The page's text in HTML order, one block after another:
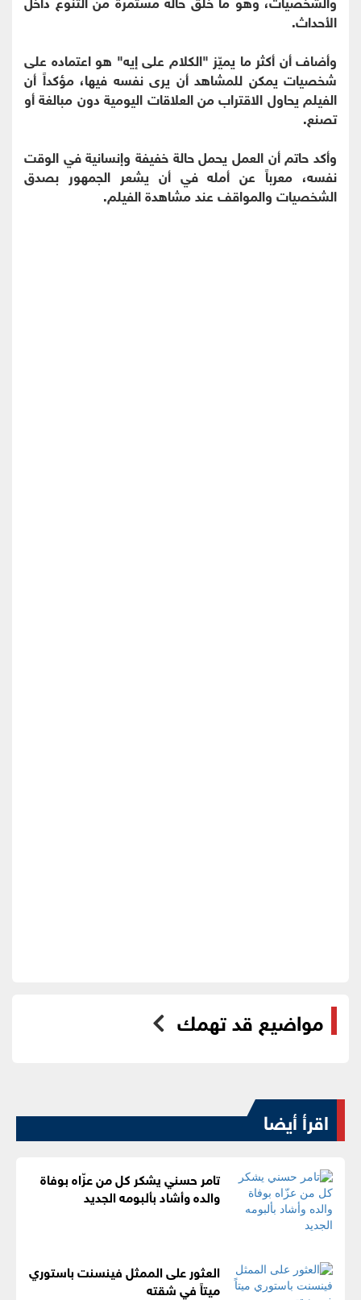
الأحداث.
وأضاف أن أكثر ما يميّز "الكلام على إيه" هو اعتماده على
شخصيات يمكن للمشاهد أن يرى نفسه فيها، مؤكداً أن
الفيلم يحاول الاقتراب من العلاقات اليومية دون مبالغة أو
تصنع.
وأكد حاتم أن العمل يحمل حالة خفيفة وإنسانية في الوقت
نفسه، معرباً عن أمله في أن يشعر الجمهور بصدق
الشخصيات والمواقف عند مشاهدة الفيلم.
مواضيع قد تهمك
اقرأ أيضا
تامر حسني يشكر كل من عزّاه بوفاة
والده وأشاد بألبومه الجديد
العثور على الممثل فينسنت باستوري
ميتاً في شقته